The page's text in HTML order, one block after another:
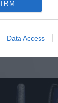
Data Access